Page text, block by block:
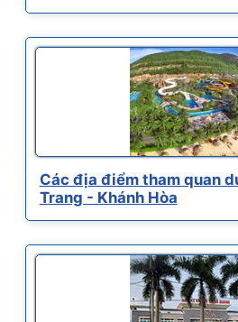
Các địa điểm tham quan
Trang - Khánh Hòa